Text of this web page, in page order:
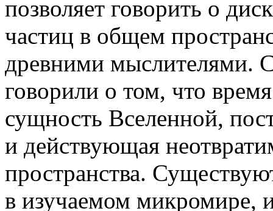
позволяет говорить о
частиц в общем
древними мыслителями.
говорили о том, что
сущность Вселенной,
и действующая
пространства.
в изучаемом микромире,